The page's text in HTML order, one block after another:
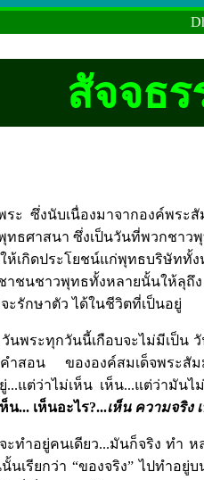
สัจจธ
ระ ซึ่งนับเนื่องมาจากองค์พระ
ธศาสนา ซึ่งเป็นวันที่พวกชาวพุ
ห้เกิดประโยชน์แก่พุทธบริษัททั้
าชนชาวพุทธทั้งหลายนั้นให้ลุถึ
รักษาตัว ได้ในชีวิตที่เป็นอยู่
นพระทุกวันนี้เกือบจะไม่มีเป็น
คำสอน ขององค์สมเด็จพระสั
...แต่ว่าไม่เห็น เห็น...แต่ว่ามัน
น... เห็นอะไร?...เห็น ความจริง
ะทำอยู่คนเดียว...มันก็จริง ทำ
นเรียกว่า “ของจริง” ไปทำอ